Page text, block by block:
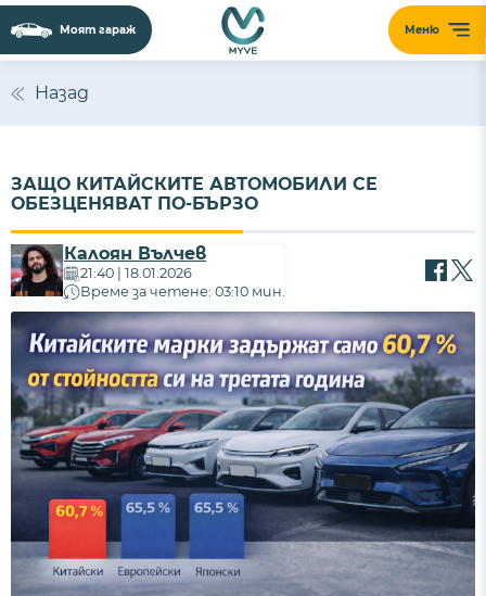
Меню
Моят гараж
Назад
ЗАЩО КИТАЙСКИТЕ АВТОМОБИЛИ СЕ
ОБЕЗЦЕНЯВАТ ПО-БЪРЗО
Калоян Вълчев
21:40 | 18.01.2026
Време за четене: 03:10 мин.